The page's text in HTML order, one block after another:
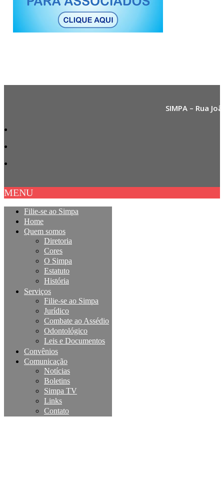
SIMPA – Rua
MENU
Filie-se ao Simpa
Home
Quem somos
Diretoria
Cores
O Simpa
Estatuto
História
Serviços
Filie-se ao Simpa
Jurídico
Combate ao Assédio
Odontológico
Leis e Documentos
Convênios
Comunicação
Notícias
Boletins
Simpa TV
Links
Contato